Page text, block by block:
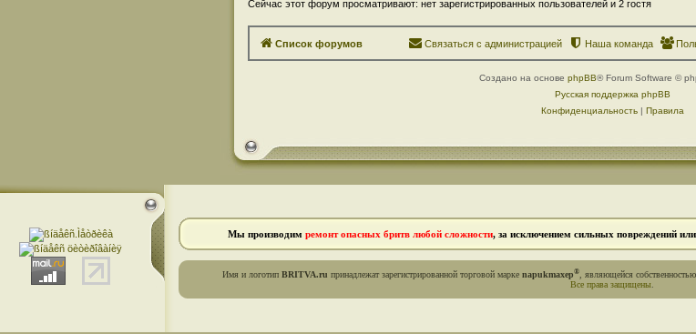
Сейчас этот форум просматривают: нет зарегистрированных пользователей и 2 гостя
Список форумов Наша команда
Связаться с администрацией
Создано на основе phpBB® Forum Software ©
Русская поддержка phpBB
Конфиденциальность| Правила
Мы производим ремонт опасных бритв любой сложности, за исключением сильных повреждений
Имя и логотип BRITVA.ru принадлежат зарегистрированной торговой марке napukmaxep® , являющейся
Все права защищены